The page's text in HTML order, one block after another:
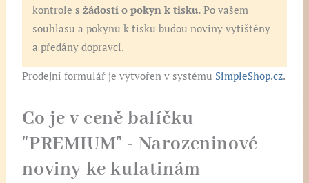
kontrole s žádostí o pokyn k tisku. Po vašem
souhlasu a pokynu k tisku budou noviny vytištěny
a předány dopravci.
Prodejní formulář je vytvořen v systému SimpleShop.cz.
Co je v ceně balíčku
"PREMIUM" - Narozeninové
noviny ke kulatinám